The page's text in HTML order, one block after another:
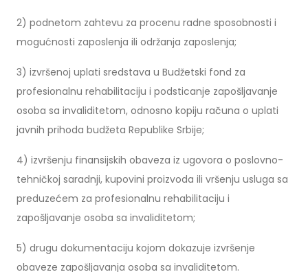
2) podnetom zahtevu za procenu radne sposobnosti i
mogućnosti zaposlenja ili održanja zaposlenja;
3) izvršenoj uplati sredstava u Budžetski fond za
profesionalnu rehabilitaciju i podsticanje zapošljavanje
osoba sa invaliditetom, odnosno kopiju računa o uplati
javnih prihoda budžeta Republike Srbije;
4) izvršenju finansijskih obaveza iz ugovora o poslovno-
tehničkoj saradnji, kupovini proizvoda ili vršenju usluga sa
preduzećem za profesionalnu rehabilitaciju i
zapošljavanje osoba sa invaliditetom;
5) drugu dokumentaciju kojom dokazuje izvršenje
obaveze zapošljavanja osoba sa invaliditetom.